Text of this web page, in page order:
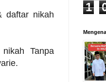
daftar nikah
Tanpa
1